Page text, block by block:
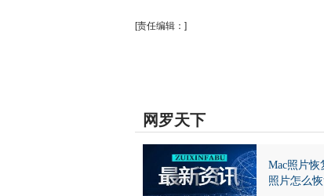
[责任编辑：]
网罗天下
Mac照片恢
照片怎么恢